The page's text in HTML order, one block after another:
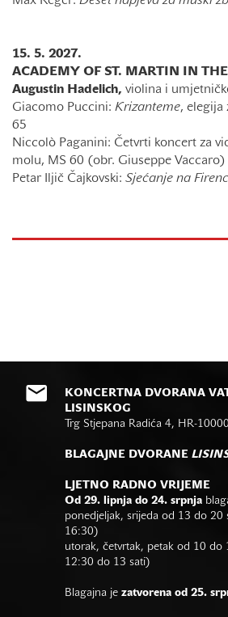
15. 5. 2027.
ACADEMY OF ST. MARTIN IN
Augustin Hadelich, violina i
Giacomo Puccini: Krizanteme, elegija
65
Niccolò Paganini: Četvrti koncert za
molu, MS 60 (obr. Giuseppe Vaccaro)
Petar Iljič Čajkovski: Sjećanje na
KONCERTNA DVORANA
LISINSKOG
Trg Stjepana Radića 4, HR-
BLAGAJNE DVORANE
LJETNO RADNO VRIJEME
Od 29. lipnja do 24. srpnja
ponedjeljak, srijeda od 13 do 20
16:30)
utorak, četvrtak, petak od 10 do
12:30 do 13 sati)
Blagajna je zatvorena od 25.